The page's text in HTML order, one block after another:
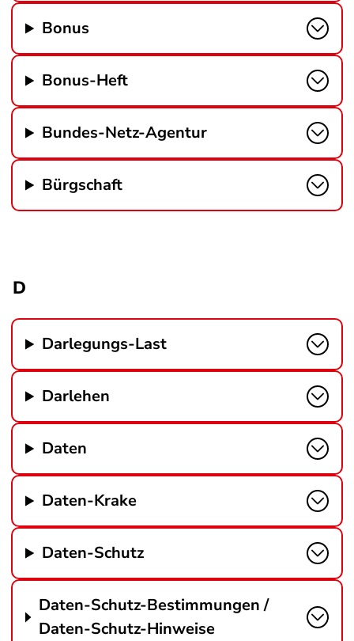
Bonus
Bonus-Heft
Bundes-Netz-Agentur
Bürgschaft
D
Darlegungs-Last
Darlehen
Daten
Daten-Krake
Daten-Schutz
Daten-Schutz-Bestimmungen /
Daten-Schutz-Hinweise